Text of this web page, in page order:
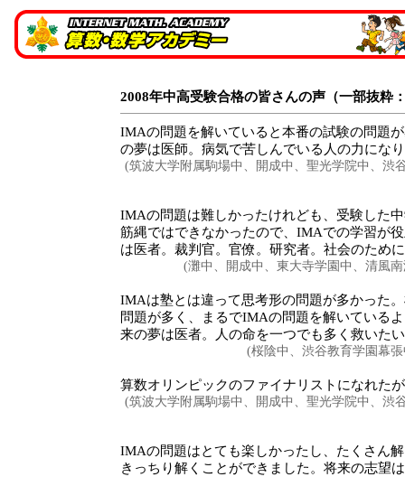
2008年中高受験合格の皆さんの声（一部抜粋
IMAの問題を解いていると本番の試験の問題
の夢は医師。病気で苦しんでいる人の力にな
(筑波大学附属駒場中、開成中、聖光学院中、渋
IMAの問題は難しかったけれども、受験した
筋縄ではできなかったので、IMAでの学習が
は医者。裁判官。官僚。研究者。社会のため
(灘中、開成中、東大寺学園中、清風
IMAは塾とは違って思考形の問題が多かった
問題が多く、まるでIMAの問題を解いている
来の夢は医者。人の命を一つでも多く救いた
(桜陰中、渋谷教育学園幕
算数オリンピックのファイナリストになれた
(筑波大学附属駒場中、開成中、聖光学院中、渋
IMAの問題はとても楽しかったし、たくさん
きっちり解くことができました。将来の志望